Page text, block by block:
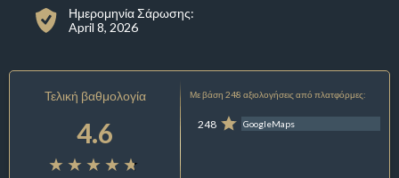
Ημερομηνία Σάρωσης:
April 8, 2026
Τελική βαθμολογία
4.6
Με βάση 248 αξιολογήσεις από πλατφόρμες:
248 GoogleMaps